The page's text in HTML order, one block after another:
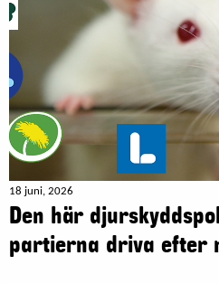
18 juni, 2026
Den här
partierna driva efter